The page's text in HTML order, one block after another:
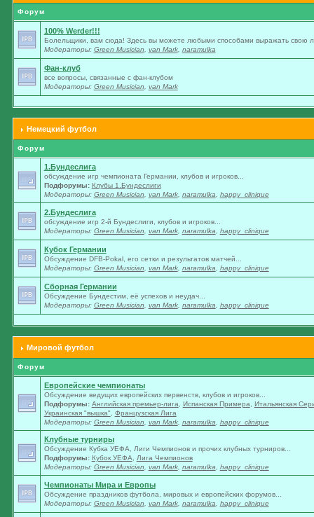
Форум
100% Werder!!!
Болельщики, вам сюда! Здесь вы можете любыми способами выражать свою
Модераторы: Green Musician van Mark, naramulka
Фан-клуб
все вопросы, связанные с фан-клубом
Модераторы: Green Musician van Mark
Немецкий футбол
Форум
1.Бундеслига
обсуждение игр чемпионата Германии, клубов и игроков...
Подфорумы: Клубы 1.Бундеслиги
Модераторы: Green Musician van Mark, naramulka happy_clinique
2.Бундеслига
обсуждение игр 2-й Бундеслиги, клубов и игроков...
Модераторы: Green Musician van Mark, naramulka happy_clinique
Кубок Германии
Обсуждение DFB-Pokal, его сетки и результатов матчей...
Модераторы: Green Musician van Mark, naramulka happy_clinique
Сборная Германии
Обсуждение Бундестим, её успехов и неудач...
Модераторы: Green Musician van Mark, naramulka happy_clinique
Мировой футбол
Форум
Европейские чемпионаты
Обсуждение ведущих европейских первенств, клубов и игроков...
Подфорумы: Английская премьер-лига Испанская Примера
Итальянская
Украинская "вышка"
Французская Лига
Модераторы: Green Musician van Mark, naramulka happy_clinique
Клубные турниры
Обсуждение Кубка УЕФА, Лиги Чемпионов и прочих клубных турниров...
Подфорумы: Кубок УЕФА
Лига Чемпионов
Модераторы: Green Musician van Mark, naramulka happy_clinique
Чемпионаты Мира и Европы
Обсуждение праздников футбола, мировых и европейских форумов...
Модераторы: Green Musician van Mark, naramulka happy_clinique